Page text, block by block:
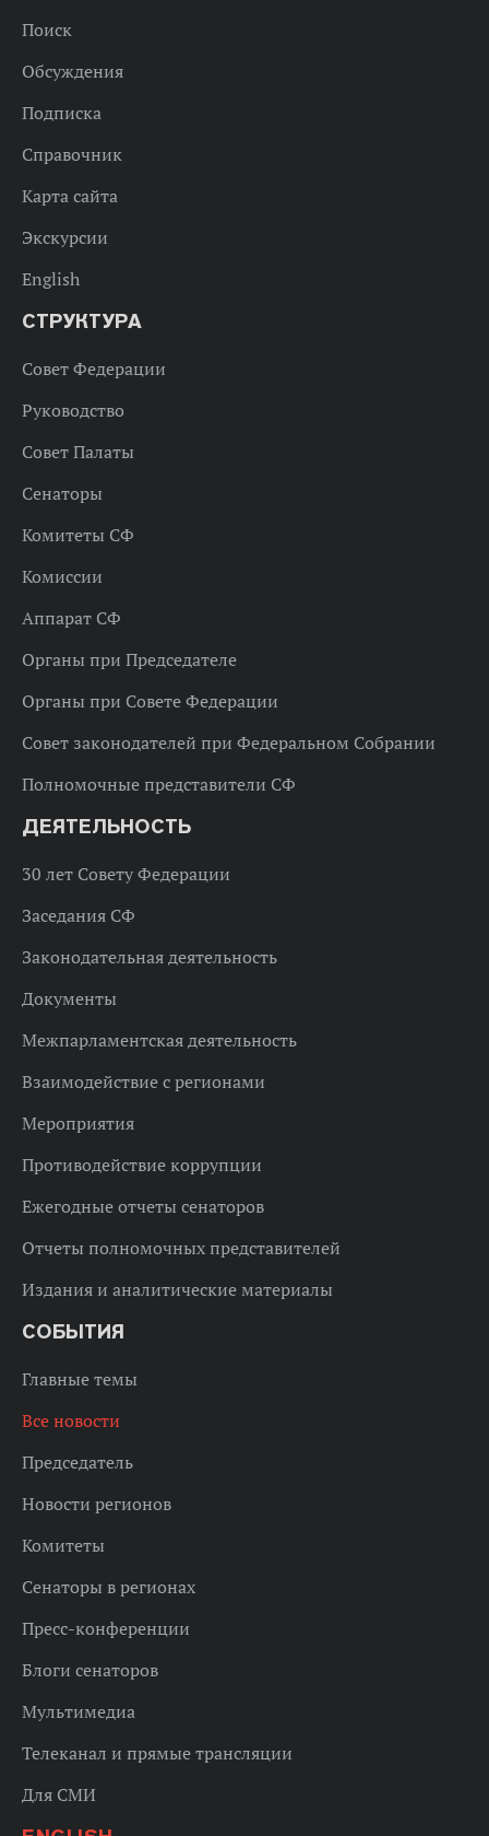
Поиск
Обсуждения
Подписка
Справочник
Карта сайта
Экскурсии
English
СТРУКТУРА
Совет Федерации
Руководство
Совет Палаты
Сенаторы
Комитеты СФ
Комиссии
Аппарат СФ
Органы при Председателе
Органы при Совете Федерации
Совет законодателей при Федеральном Собрании
Полномочные представители СФ
ДЕЯТЕЛЬНОСТЬ
30 лет Совету Федерации
Заседания СФ
Законодательная деятельность
Документы
Межпарламентская деятельность
Взаимодействие с регионами
Мероприятия
Противодействие коррупции
Ежегодные отчеты сенаторов
Отчеты полномочных представителей
Издания и аналитические материалы
СОБЫТИЯ
Главные темы
Все новости
Председатель
Новости регионов
Комитеты
Сенаторы в регионах
Пресс-конференции
Блоги сенаторов
Мультимедиа
Телеканал и прямые трансляции
Для СМИ